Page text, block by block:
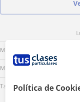
Mañana
Mediodía
TardePolítica de